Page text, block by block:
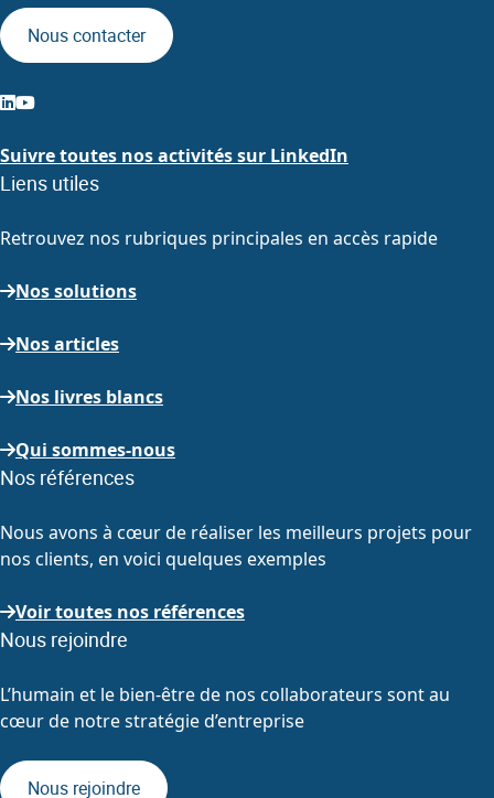
Nous contacter
Suivre toutes nos activités sur LinkedIn
Liens utiles
Retrouvez nos rubriques principales en accès rapide
Nos solutions
Nos articles
Nos livres blancs
Qui sommes-nous
Nos références
Nous avons à cœur de réaliser les meilleurs projets pour
nos clients, en voici quelques exemples
Voir toutes nos références
Nous rejoindre
L’humain et le bien-être de nos collaborateurs sont au
cœur de notre stratégie d’entreprise
Nous rejoindre